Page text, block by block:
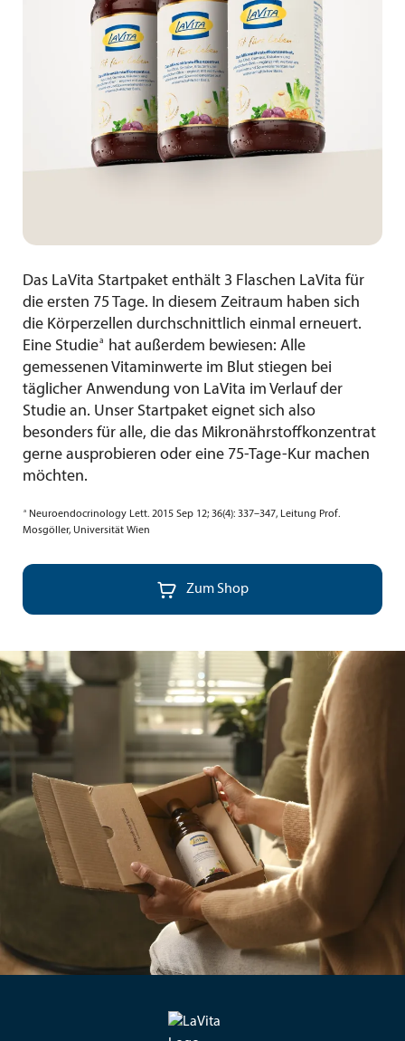
Das LaVita Startpaket enthält 3 Flaschen LaVita für
die ersten 75 Tage. In diesem Zeitraum haben sich
die Körperzellen durchschnittlich einmal erneuert.
Eine Studiea
hat außerdem bewiesen: Alle
gemessenen Vitaminwerte im Blut stiegen bei
täglicher Anwendung von LaVita im Verlauf der
Studie an. Unser Startpaket eignet sich also
besonders für alle, die das Mikronährstoffkonzentrat
gerne ausprobieren oder eine 75-Tage-Kur machen
möchten.
a
Neuroendocrinology Lett. 2015 Sep 12; 36(4): 337–347, Leitung Prof.
Mosgöller, Universität Wien
 Zum Shop